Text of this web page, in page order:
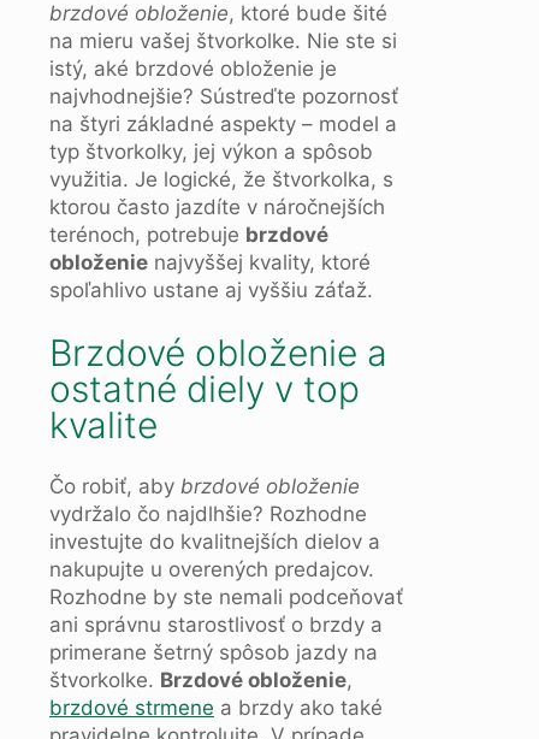
brzdové obloženie, ktoré bude šité
na mieru vašej štvorkolke. Nie ste si
istý, aké brzdové obloženie je
najvhodnejšie? Sústreďte pozornosť
na štyri základné aspekty – model a
typ štvorkolky, jej výkon a spôsob
využitia. Je logické, že štvorkolka, s
ktorou často jazdíte v náročnejších
terénoch, potrebuje brzdové
obloženie najvyššej kvality, ktoré
spoľahlivo ustane aj vyššiu záťaž.
Brzdové obloženie a
ostatné diely v top
kvalite
Čo robiť, aby brzdové obloženie
vydržalo čo najdlhšie? Rozhodne
investujte do kvalitnejších dielov a
nakupujte u overených predajcov.
Rozhodne by ste nemali podceňovať
ani správnu starostlivosť o brzdy a
primerane šetrný spôsob jazdy na
štvorkolke. Brzdové obloženie,
brzdové strmene a brzdy ako také